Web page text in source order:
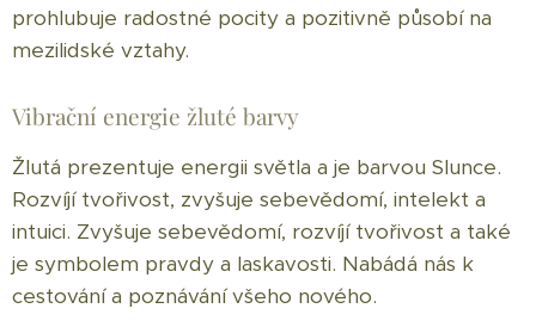
prohlubuje radostné pocity a pozitivně působí na
mezilidské vztahy.
Vibrační energie žluté barvy
Žlutá prezentuje energii světla a je barvou Slunce.
Rozvíjí tvořivost, zvyšuje sebevědomí, intelekt a
intuici. Zvyšuje sebevědomí, rozvíjí tvořivost a také
je symbolem pravdy a laskavosti. Nabádá nás k
cestování a poznávání všeho nového.